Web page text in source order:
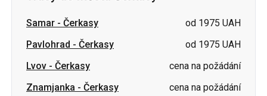
Lvov- Čerkasy
Znamjanka-Čerkasy
cena na požádání
Oleksandrija-Čerkasy
cena na požádání
Malyn-Čerkasy
cena na požádání
Korosteň-Čerkasy
cena na požádání